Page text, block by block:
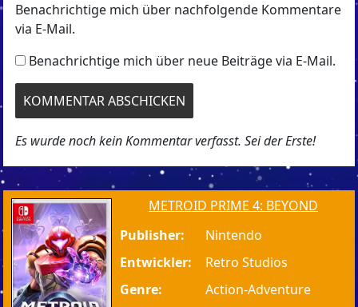
Benachrichtige mich über nachfolgende Kommentare
via E-Mail.
Benachrichtige mich über neue Beiträge via E-Mail.
Es wurde noch kein Kommentar verfasst. Sei der Erste!
METROID PRIME 4: BEYOND
Publisher:
Nintendo
Entwickler:
Retro Studios
Genre:
Action-Adventure